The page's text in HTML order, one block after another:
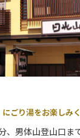
ごり湯をお楽しみ
、男体山登山口ま